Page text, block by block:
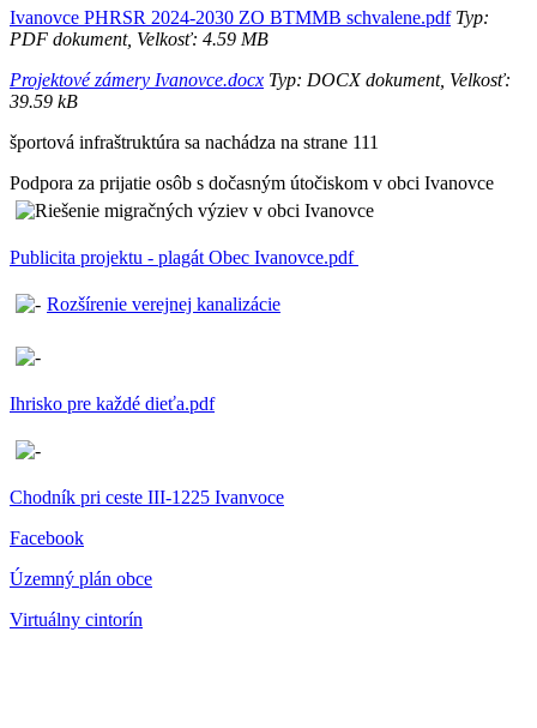
Ivanovce PHRSR 2024-2030 ZO BTMMB schvalene.pdfTyp:
PDF dokument, Velkosť: 4.59 MB
Projektové zámery Ivanovce.docx Typ: DOCX dokument, Velkosť:
39.59 kB
športová infraštruktúra sa nachádza na strane 111
Podpora za prijatie osôb s dočasným útočiskom v obci Ivanovce
Publicita projektu - plagát Obec Ivanovce.pdf
Rozšírenie verejnej kanalizácie
Ihrisko pre každé dieťa.pdf
Chodník pri ceste III-1225 Ivanvoce
Facebook
Územný plán obce
Virtuálny cintorín